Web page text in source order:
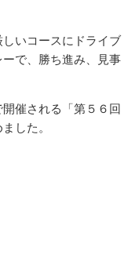
いコースにドライブ
で、勝ち進み、見事
催される「第５６回
した。